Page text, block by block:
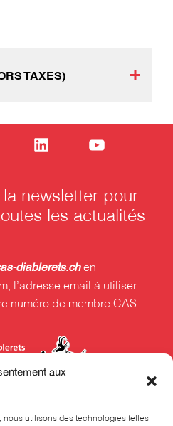
aux
nous utilisons des technologies telles
TAXES)
la newsletter pour
les actualités
diablerets.chen
l’adresse email à utiliser
numéro de membre CAS.